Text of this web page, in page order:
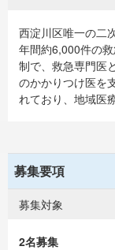
西淀川区唯一の二
年間約6,000件の
制で、救急専門医
のかかりつけ医を
れており、地域医
募集要項
募集対象
2名募集